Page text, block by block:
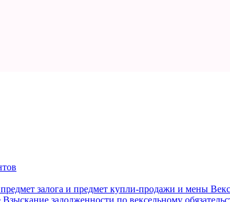
залога и предмет купли-продажи и мены
Взыскание задолженности по вексельному